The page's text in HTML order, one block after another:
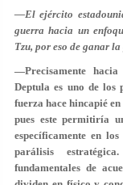
—El ejército
guerra hacia un
Tzu, por eso de ganar
—Precisamente
Deptula es uno de los
fuerza hace hincapié
pues este permitiría
específicamente en
parálisis
fundamentales de